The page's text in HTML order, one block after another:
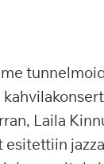
Laila
esitettiin